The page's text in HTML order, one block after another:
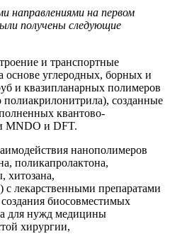
направлениями на первом
получены следующие
и транспортные
основе углеродных, борных и
и квазипланарных полимеров
полиакрилонитрила), созданные
квантово-
MNDO и DFT.
нанополимеров
поликапролактона,
хитозана,
с лекарственными препаратами
биосовместимых
для нужд медицины
хирургии,